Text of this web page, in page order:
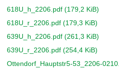
618U_h_2206.pdf (179,2 KiB)
618U_r_2206.pdf (179,3 KiB)
639U_h_2206.pdf (261,3 KiB)
639U_r_2206.pdf (254,4 KiB)
Ottendorf_Hauptstr5-53_2206-